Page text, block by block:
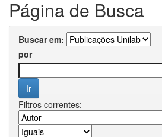
Página de Busca
Buscar em:
por
Filtros correntes: